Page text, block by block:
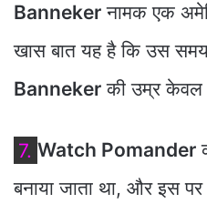
Banneker नामक एक
खास बात यह है कि उस
Banneker की उम्र केवल
7. Watch Pomander
बनाया जाता था, और इस पर